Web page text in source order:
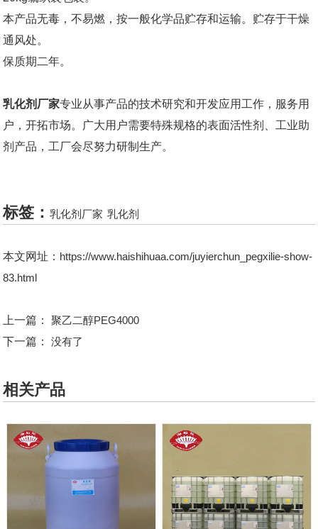
本产品无毒，不易燃，按一般化学品贮存和运输。贮存于干燥
通风处。
保质期二年。
乳化剂厂家专业从事产品的技术研究和开发应用工作，服务用
户，开拓市场。广大用户需要特殊规格的表面活性剂、工业助
剂产品，工厂会尽努力研制生产。
标签：乳化剂厂家 乳化剂
本文网址： https://www.haishihuaa.com/juyierchun_pegxilie-show-
83.html
上一篇：
聚乙二醇PEG4000
下一篇：
没有了
相关产品